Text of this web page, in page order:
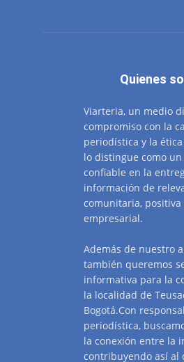
Quienes
Viarteria, un medio
compromiso con la
periodística y la
lo distingue como
confiable en la
información de
comunitaria, positiva
empresarial.
Además de nuestro
también queremos
informativa para la
la localidad de
Bogotá.Con
periodística,
la conexión entre la
contribuyendo así al